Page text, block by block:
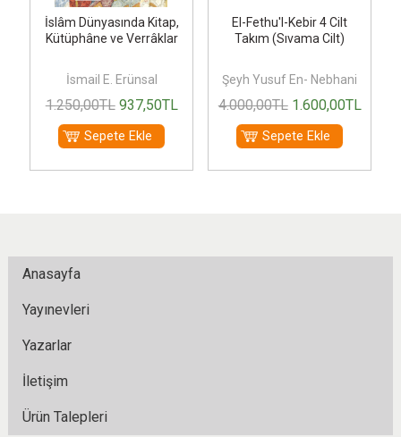
İslâm Dünyasında Kitap,
Kütüphâne ve Verrâklar
İsmail E. Erünsal
1.250,00TL 937,50TL
Sepete Ekle
El-Fethu'l-Kebir 4 Cilt
Takım (Sıvama Cilt)
Şeyh Yusuf En- Nebhani
4.000,00TL 1.600,00TL
Sepete Ekle
Anasayfa
Yayınevleri
Yazarlar
İletişim
Ürün Talepleri